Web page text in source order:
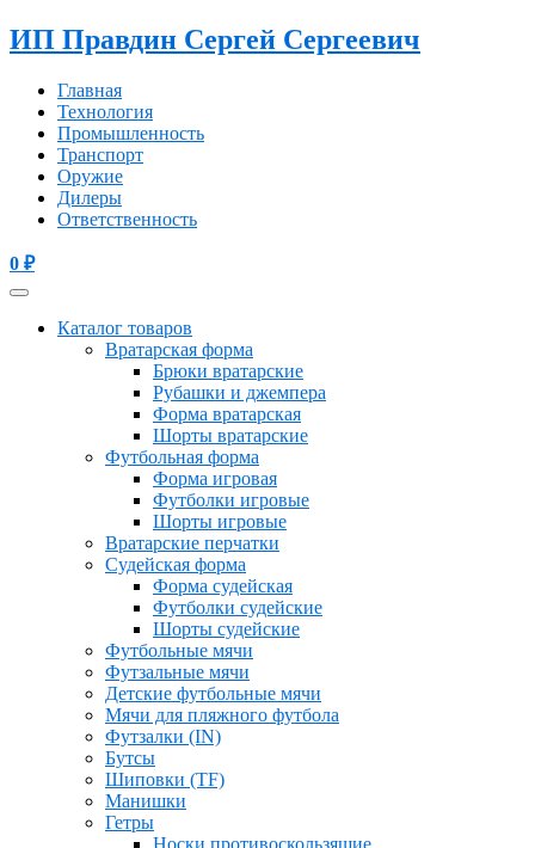
ИП Правдин Сергей Сергеевич
Главная
Технология
Промышленность
Транспорт
Оружие
Дилеры
Ответственность
0 ₽
Каталог товаров
Вратарская форма
Брюки вратарские
Рубашки и джемпера
Форма вратарская
Шорты вратарские
Футбольная форма
Форма игровая
Футболки игровые
Шорты игровые
Вратарские перчатки
Судейская форма
Форма судейская
Футболки судейские
Шорты судейские
Футбольные мячи
Футзальные мячи
Детские футбольные мячи
Мячи для пляжного футбола
Футзалки (IN)
Бутсы
Шиповки (TF)
Манишки
Гетры
Носки противоскользящие